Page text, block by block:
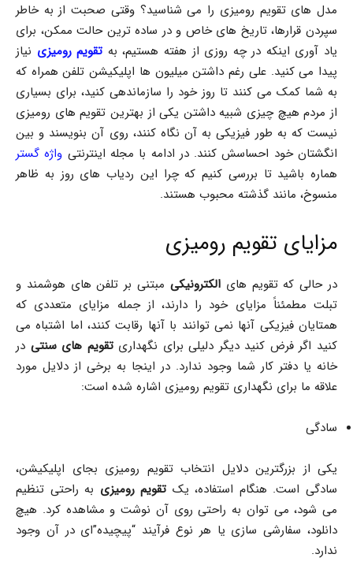
مدل های تقویم رومیزی را می شناسید؟ وقتی صحبت از به خاطر
سپردن قرارها، تاریخ های خاص و در ساده ترین حالت ممکن، برای
یاد آوری اینکه در چه روزی از هفته هستیم، به تقویم رومیزی نیاز
پیدا می کنید. علی رغم داشتن میلیون ها اپلیکیشن تلفن همراه که
به شما کمک می کنند تا روز خود را سازماندهی کنید، برای بسیاری
از مردم هیچ چیزی شبیه داشتن یکی از بهترین تقویم های رومیزی
نیست که به طور فیزیکی به آن نگاه کنند، روی آن بنویسند و بین
انگشتان خود احساسش کنند. در ادامه با مجله اینترنتی واژه گستر
هماره باشید تا بررسی کنیم که چرا این ردیاب های روز به ظاهر
منسوخ، مانند گذشته محبوب هستند.
مزایای تقویم رومیزی
در حالی که تقویم هایالکترونیکی مبتنی بر تلفن های هوشمند و
تبلت مطمئناً مزایای خود را دارند، از جمله مزایای متعددی که
همتایان فیزیکی آنها نمی توانند با آنها رقابت کنند، اما اشتباه می
کنید اگر فرض کنید دیگر دلیلی برای نگهداریتقویم های سنتی در
خانه یا دفتر کار شما وجود ندارد. در اینجا به برخی از دلایل مورد
علاقه ما برای نگهداری تقویم رومیزی اشاره شده است:
سادگی
یکی از بزرگترین دلایل انتخاب تقویم رومیزی بجای اپلیکیشن،
سادگی است. هنگام استفاده، یک تقویم رومیزی به راحتی تنظیم
می شود، می توان به راحتی روی آن نوشت و مشاهده کرد. هیچ
دانلود، سفارشی سازی یا هر نوع فرآیند “پیچیده”ای در آن وجود
ندارد.